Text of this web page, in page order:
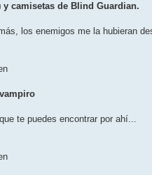
camisetas de Blind Guardian.
los enemigos me la hubieran
te puedes encontrar por ahí...